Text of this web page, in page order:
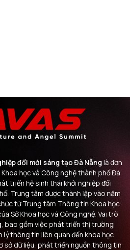
đổi mới sáng tạo Đà Nẵng là đơn
học và Công nghệ thành phố Đà
triển hệ sinh thái khởi nghiệp đổi
Trung tâm được thành lập vào năm
từ Trung tâm Thông tin Khoa học
Sở Khoa học và Công nghệ. Vai trò
bao gồm việc phát triển thị trường
lý thông tin liên quan đến khoa học
sở dữ liệu, phát triển nguồn thông tin